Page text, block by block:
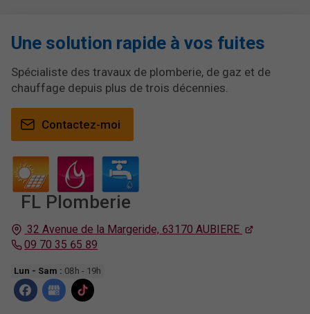
FL Plomberie
32 Avenue de la Margeride, 63170 AUBIERE
09 70 35 65 89
Lun - Sam : 08h - 19h
Une solution rapide à vos fuites
Spécialiste des travaux de plomberie, de gaz et de
chauffage depuis plus de trois décennies.
Contactez-moi